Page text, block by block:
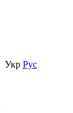
Укр Рус